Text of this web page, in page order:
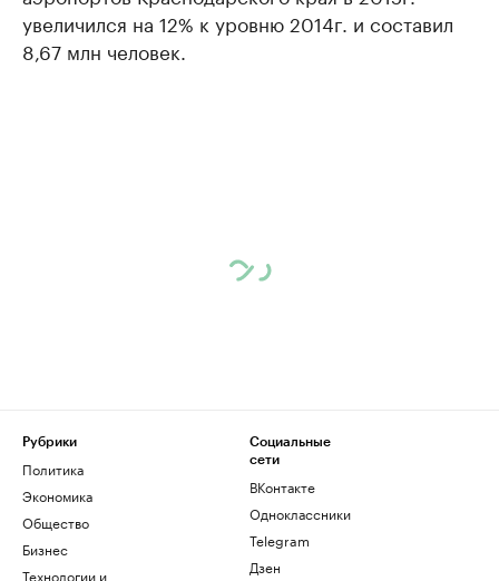
увеличился на 12% к уровню 2014г. и составил
8,67 млн человек.
Рубрики
Политика
Экономика
Общество
Бизнес
Технологии и
Социальные
сети
ВКонтакте
Одноклассники
Telegram
Дзен